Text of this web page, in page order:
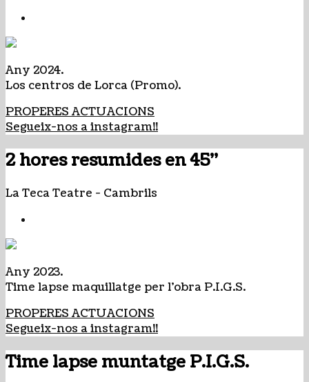
Any 2024.
Los centros de Lorca (Promo).
PROPERES ACTUACIONS
Segueix-nos a instagram!!
2 hores resumides en 45''
La Teca Teatre - Cambrils
Any 2023.
Time lapse maquillatge per l'obra P.I.G.S.
PROPERES ACTUACIONS
Segueix-nos a instagram!!
Time lapse muntatge P.I.G.S.